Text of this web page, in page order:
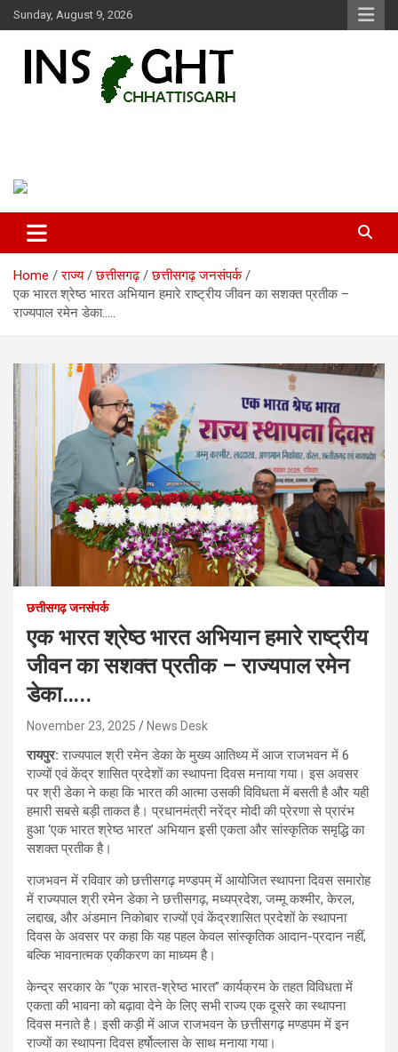
Skip
to
Sunday, August 9, 2026
Home राज्य छत्तीसगढ़
छत्तीसगढ़ जनसंपर्क
एक भारत श्रेष्ठ भारत अभियान हमारे राष्ट्रीय जीवन का सशक्त प्रतीक –
राज्यपाल रमेन डेका…..
छत्तीसगढ़ जनसंपर्क
एक भारत श्रेष्ठ भारत अभियान हमारे राष्ट्रीय
जीवन का सशक्त प्रतीक – राज्यपाल रमेन
डेका…..
November 23, 2025 News Desk
रायपुर: राज्यपाल श्री रमेन डेका के मुख्य आतिथ्य में आज राजभवन में 6
राज्यों एवं केंद्र शासित प्रदेशों का स्थापना दिवस मनाया गया। इस अवसर
पर श्री डेका ने कहा कि भारत की आत्मा उसकी विविधता में बसती है और यही
हमारी सबसे बड़ी ताकत है। प्रधानमंत्री नरेंद्र मोदी की प्रेरणा से प्रारंभ
हुआ ‘एक भारत श्रेष्ठ भारत’ अभियान इसी एकता और सांस्कृतिक समृद्धि का
सशक्त प्रतीक है।
राजभवन में रविवार को छत्तीसगढ़ मण्डपम् में आयोजित स्थापना दिवस समारोह
में राज्यपाल श्री रमेन डेका ने छत्तीसगढ़, मध्यप्रदेश, जम्मू कश्मीर, केरल,
लद्दाख, और अंडमान निकोबार राज्यों एवं केंद्रशासित प्रदेशों के स्थापना
दिवस के अवसर पर कहा कि यह पहल केवल सांस्कृतिक आदान-प्रदान नहीं,
बल्कि भावनात्मक एकीकरण का माध्यम है।
केन्द्र सरकार के “एक भारत-श्रेष्ठ भारत” कार्यक्रम के तहत विविधता में
एकता की भावना को बढ़ावा देने के लिए सभी राज्य एक दूसरे का स्थापना
दिवस मनाते है। इसी कड़ी में आज राजभवन के छत्तीसगढ़ मण्डपम में इन
राज्यों का स्थापना दिवस हर्षोल्लास के साथ मनाया गया।